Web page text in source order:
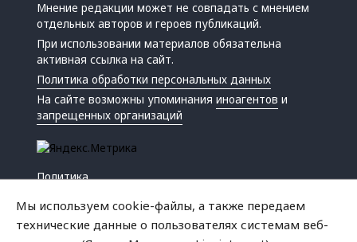
Мнение редакции может не совпадать с мнением
отдельных авторов и героев публикаций.
При использовании материалов обязательна
активная ссылка на сайт.
Политика обработки персональных данных
На сайте возможны упоминанияиноагентов и
запрещенных организаций
Политика
Мы используем cookie-файлы, а также передаем
технические данные о пользователях системам веб-